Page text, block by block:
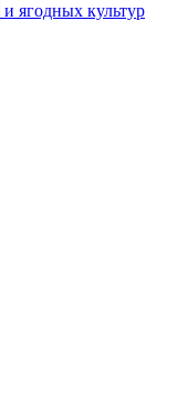
и ягодных культур